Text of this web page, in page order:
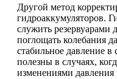
Другой метод
гидроаккумуляторов.
служить резервуарами
поглощать колебания
стабильное давление
полезны в случаях,
изменениями давления